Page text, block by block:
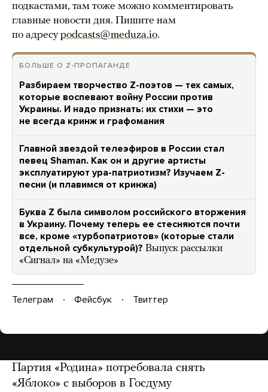
подкастами, там тоже можно комментировать
главные новости дня. Пишите нам
по адресуpodcasts@meduza.io.
БОЛЬШЕ О Z-ПРОПАГАНДЕ
Разбираем творчество Z-поэтов — тех самых,
которые воспевают войну России против
Украины. И надо признать: их стихи — это
не всегда кринж и графомания
Главной звездой телеэфиров в России стал
певец Shaman. Как он и другие артисты
эксплуатируют ура-патриотизм? Изучаем Z-
песни (и плавимся от кринжа)
Буква Z была символом российского вторжения
в Украину. Почему теперь ее стесняются почти
все, кроме «турбопатриотов» (которые стали
отдельной субкультурой)? Выпуск рассылки
«Сигнал» на «Медузе»
Телеграм Фейсбук Твиттер
Партия «Родина» потребовала снять
«Яблоко» с выборов в Госдуму